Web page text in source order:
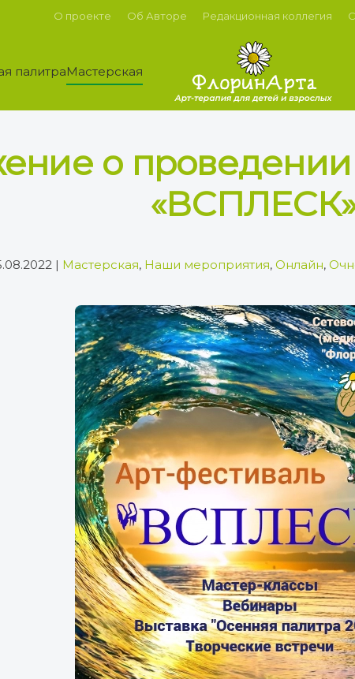
О проекте Об Авторе Редакционная коллегия
палитраМастерская
о проведении
| Мастерская, Наши мероприятия, Онлайн,